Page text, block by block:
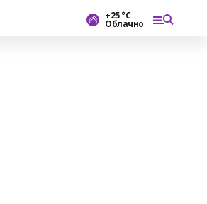
+25 °С
Облачно